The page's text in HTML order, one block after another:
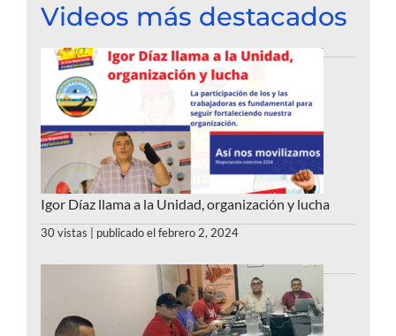
Videos más destacados
Igor Díaz llama a la Unidad, organización y lucha
30 vistas publicado el febrero 2, 2024